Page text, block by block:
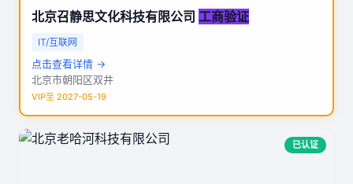
北京召静思文化科技有限公司 工商验证
IT/互联网
点击查看详情 →
北京市朝阳区双井
VIP至 2027-05-19
已认证